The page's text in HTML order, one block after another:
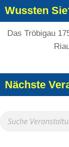
Wussten
Das Tröbigau
Nächste